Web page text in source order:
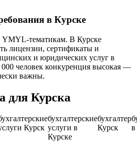
в Курске
YMYL-тематикам. В Курске
лицензии, сертификаты и
и юридических услуг в
000 человек конкуренция высокая —
важны.
для Курска
Курск
бухгалтерские
услуги в
Курске
бухгалтер
Курск
в